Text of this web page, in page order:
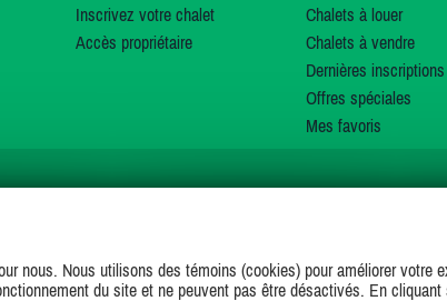
Inscrivez votre chalet
Accès propriétaire
Chalets à louer
Chalets à vendre
Dernières inscriptions
Offres spéciales
Mes favoris
SUIVEZ-NOUS SUR
nous. Nous utilisons des témoins (cookies) pour améliorer votre
du site et ne peuvent pas être désactivés. En